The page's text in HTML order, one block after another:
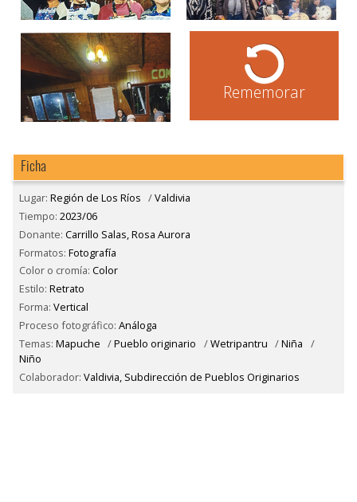
Rememorar
Ficha
Lugar: Región de Los Ríos /Valdivia
Tiempo: 2023/06
Donante: Carrillo Salas, Rosa Aurora
Formatos: Fotografía
Color o cromía: Color
Estilo: Retrato
Forma: Vertical
Proceso fotográfico: Análoga
Temas: Mapuche /Pueblo originario /Wetripantru /Niña
/
Niño
Colaborador: Valdivia, Subdirección de Pueblos Originarios